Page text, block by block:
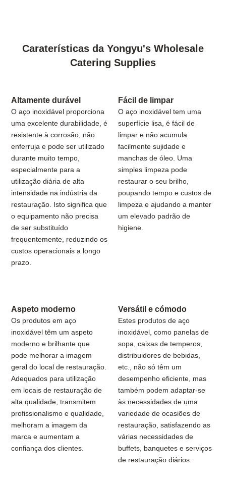
Caraterísticas da Yongyu's Wholesale
Catering Supplies
Altamente durável
O aço inoxidável proporciona
uma excelente durabilidade, é
resistente à corrosão, não
enferruja e pode ser utilizado
durante muito tempo,
especialmente para a
utilização diária de alta
intensidade na indústria da
restauração. Isto significa que
o equipamento não precisa
de ser substituído
frequentemente, reduzindo os
custos operacionais a longo
prazo.
Fácil de limpar
O aço inoxidável tem uma
superfície lisa, é fácil de
limpar e não acumula
facilmente sujidade e
manchas de óleo. Uma
simples limpeza pode
restaurar o seu brilho,
poupando tempo e custos de
limpeza e ajudando a manter
um elevado padrão de
higiene.
Aspeto moderno
Os produtos em aço
inoxidável têm um aspeto
moderno e brilhante que
pode melhorar a imagem
geral do local de restauração.
Adequados para utilização
em locais de restauração de
alta qualidade, transmitem
profissionalismo e qualidade,
melhoram a imagem da
marca e aumentam a
confiança dos clientes.
Versátil e cómodo
Estes produtos de aço
inoxidável, como panelas de
sopa, caixas de temperos,
distribuidores de bebidas,
etc., não só têm um
desempenho eficiente, mas
também podem adaptar-se
às necessidades de uma
variedade de ocasiões de
restauração, satisfazendo as
várias necessidades de
buffets, banquetes e serviços
de restauração diários.